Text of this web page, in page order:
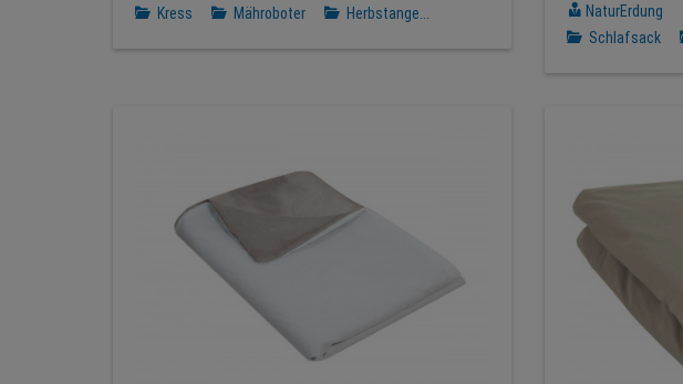
Kress
Mähroboter Herbstange...
NaturErdung
Schlafsack